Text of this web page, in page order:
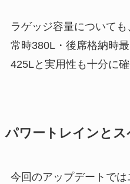
ラゲッジ容量について
常時380L・後席格納時
425Lと実用性も十分に確
パワートレインとス
今回のアップデートで